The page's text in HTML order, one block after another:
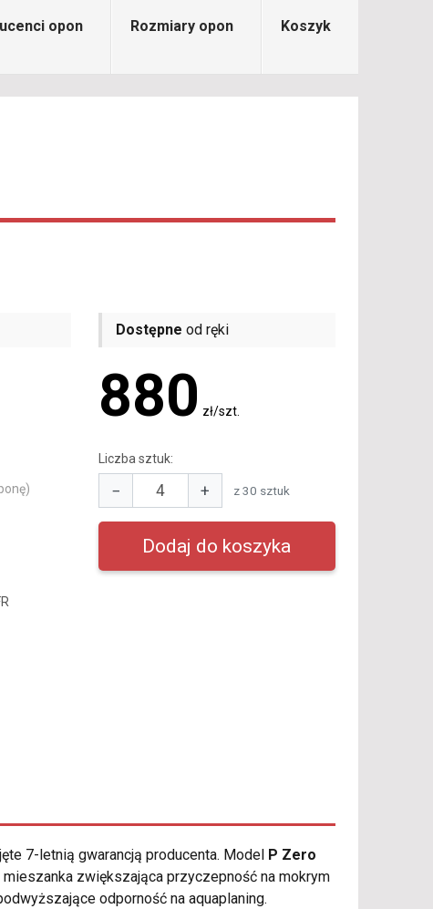
opon Rozmiary opon Koszyk
Dostępne od ręki
880 zł/szt.
Liczba sztuk:
− + z 30 sztuk
7-letnią gwarancją producenta. Model P Zero
zwiększająca przyczepność na mokrym
odporność na aquaplaning.